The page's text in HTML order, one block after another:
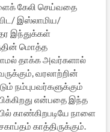
கேலி செய்வதை
இஸ்லாமிய/
இந்துக்கள்
மொத்த
தாக்க அவர்களால்
வரலாற்றின்
நம்புபவர்களுக்கும்
என்பதை இந்த
காண்கிறபடியே நாளை
காத்திருக்கும்.